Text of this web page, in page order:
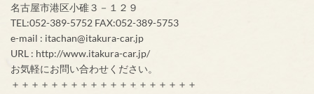
名古屋市港区小碓３－１２９
TEL:052-389-5752 FAX:052-389-5753
e-mail : itachan@itakura-car.jp
URL : http://www.itakura-car.jp/
お気軽にお問い合わせください。
＋＋＋＋＋＋＋＋＋＋＋＋＋＋＋＋＋＋＋